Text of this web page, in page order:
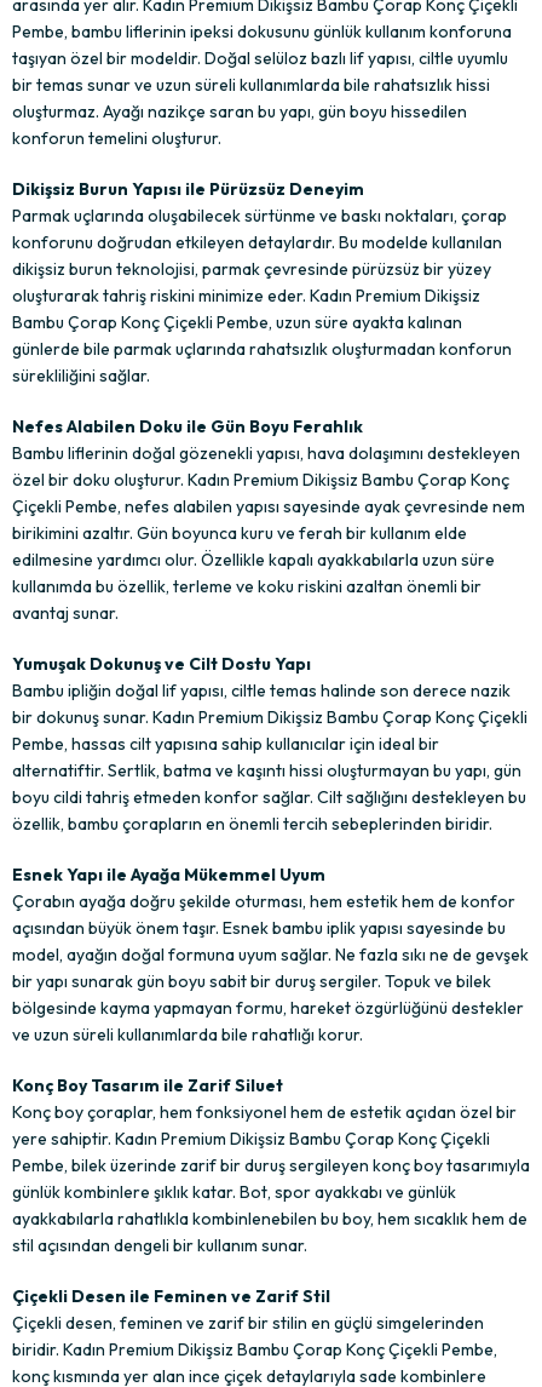
arasında yer alır. Kadın Premium Dikişsiz Bambu Çorap Konç Çiçekli
Pembe, bambu liflerinin ipeksi dokusunu günlük kullanım konforuna
taşıyan özel bir modeldir. Doğal selüloz bazlı lif yapısı, ciltle uyumlu
bir temas sunar ve uzun süreli kullanımlarda bile rahatsızlık hissi
oluşturmaz. Ayağı nazikçe saran bu yapı, gün boyu hissedilen
konforun temelini oluşturur.
Dikişsiz Burun Yapısı ile Pürüzsüz Deneyim
Parmak uçlarında oluşabilecek sürtünme ve baskı noktaları, çorap
konforunu doğrudan etkileyen detaylardır. Bu modelde kullanılan
dikişsiz burun teknolojisi, parmak çevresinde pürüzsüz bir yüzey
oluşturarak tahriş riskini minimize eder. Kadın Premium Dikişsiz
Bambu Çorap Konç Çiçekli Pembe, uzun süre ayakta kalınan
günlerde bile parmak uçlarında rahatsızlık oluşturmadan konforun
sürekliliğini sağlar.
Nefes Alabilen Doku ile Gün Boyu Ferahlık
Bambu liflerinin doğal gözenekli yapısı, hava dolaşımını destekleyen
özel bir doku oluşturur. Kadın Premium Dikişsiz Bambu Çorap Konç
Çiçekli Pembe, nefes alabilen yapısı sayesinde ayak çevresinde nem
birikimini azaltır. Gün boyunca kuru ve ferah bir kullanım elde
edilmesine yardımcı olur. Özellikle kapalı ayakkabılarla uzun süre
kullanımda bu özellik, terleme ve koku riskini azaltan önemli bir
avantaj sunar.
Yumuşak Dokunuş ve Cilt Dostu Yapı
Bambu ipliğin doğal lif yapısı, ciltle temas halinde son derece nazik
bir dokunuş sunar. Kadın Premium Dikişsiz Bambu Çorap Konç Çiçekli
Pembe, hassas cilt yapısına sahip kullanıcılar için ideal bir
alternatiftir. Sertlik, batma ve kaşıntı hissi oluşturmayan bu yapı, gün
boyu cildi tahriş etmeden konfor sağlar. Cilt sağlığını destekleyen bu
özellik, bambu çorapların en önemli tercih sebeplerinden biridir.
Esnek Yapı ile Ayağa Mükemmel Uyum
Çorabın ayağa doğru şekilde oturması, hem estetik hem de konfor
açısından büyük önem taşır. Esnek bambu iplik yapısı sayesinde bu
model, ayağın doğal formuna uyum sağlar. Ne fazla sıkı ne de gevşek
bir yapı sunarak gün boyu sabit bir duruş sergiler. Topuk ve bilek
bölgesinde kayma yapmayan formu, hareket özgürlüğünü destekler
ve uzun süreli kullanımlarda bile rahatlığı korur.
Konç Boy Tasarım ile Zarif Siluet
Konç boy çoraplar, hem fonksiyonel hem de estetik açıdan özel bir
yere sahiptir. Kadın Premium Dikişsiz Bambu Çorap Konç Çiçekli
Pembe, bilek üzerinde zarif bir duruş sergileyen konç boy tasarımıyla
günlük kombinlere şıklık katar. Bot, spor ayakkabı ve günlük
ayakkabılarla rahatlıkla kombinlenebilen bu boy, hem sıcaklık hem de
stil açısından dengeli bir kullanım sunar.
Çiçekli Desen ile Feminen ve Zarif Stil
Çiçekli desen, feminen ve zarif bir stilin en güçlü simgelerinden
biridir. Kadın Premium Dikişsiz Bambu Çorap Konç Çiçekli Pembe,
konç kısmında yer alan ince çiçek detaylarıyla sade kombinlere